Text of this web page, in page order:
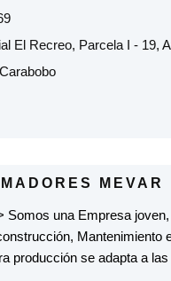
El Recreo, Parcela I - 19,
MEVAR
Somos una Empresa
Mantenimiento
producción se adapta a